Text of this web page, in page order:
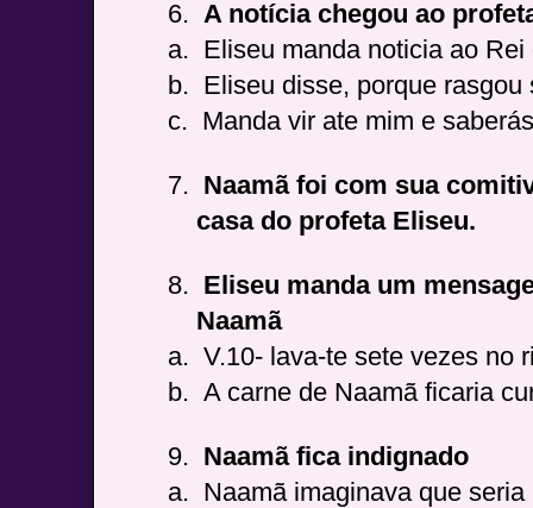
6. A notícia chegou ao
a. Eliseu manda noticia ao Rei
b. Eliseu disse, porque
c. Manda vir ate mim e
7. Naamã foi com sua
casa do profeta Eliseu.
8. Eliseu manda um
Naamã
a. V.10- lava-te sete vezes no
b. A carne de Naamã ficaria
9. Naamã fica indignado
a. Naamã imaginava que